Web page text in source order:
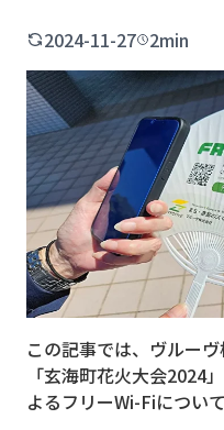
PaaS
ビッグデータ
MNO
MVNO
スマート漁業
PR
5G
クラウド
M2M
2024-11-27 2min
この記事では、ヴルー
「玄海町花火大会2024
よるフリーWi-Fiについ